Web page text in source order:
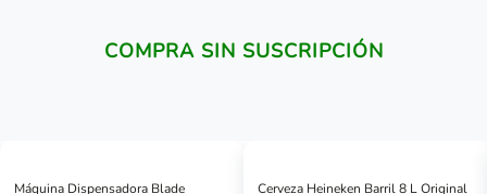
COMPRA SIN SUSCRIPCIÓN
Máquina Dispensadora Blade
Cerveza Heineken Barril 8 L Original